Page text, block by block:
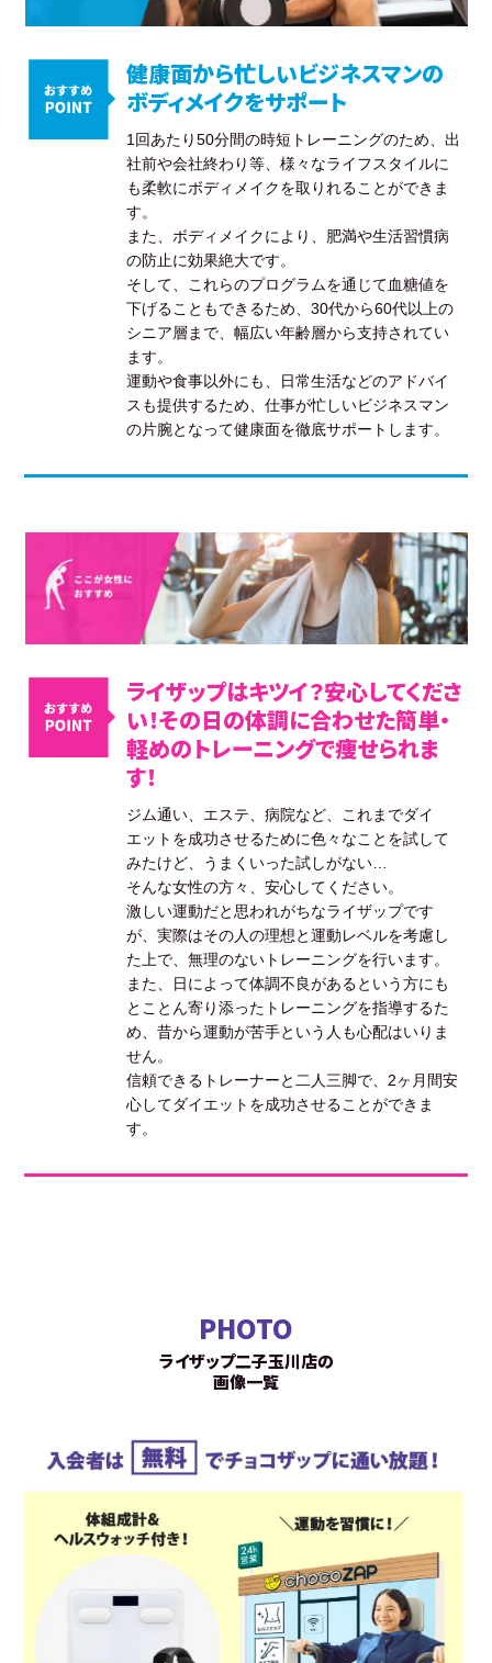
健康面から忙しいビジネスマンの
ボディメイクをサポート
1回あたり50分間の時短トレーニングのため、出
社前や会社終わり等、様々なライフスタイルに
も柔軟にボディメイクを取りれることができま
す。
また、ボディメイクにより、肥満や生活習慣病
の防止に効果絶大です。
そして、これらのプログラムを通じて血糖値を
下げることもできるため、30代から60代以上の
シニア層まで、幅広い年齢層から支持されてい
ます。
運動や食事以外にも、日常生活などのアドバイ
スも提供するため、仕事が忙しいビジネスマン
の片腕となって健康面を徹底サポートします。
ライザップはキツイ？安心してくださ
い！その日の体調に合わせた簡単・
軽めのトレーニングで痩せられま
す！
ジム通い、エステ、病院など、これまでダイ
エットを成功させるために色々なことを試して
みたけど、うまくいった試しがない…
そんな女性の方々、安心してください。
激しい運動だと思われがちなライザップです
が、実際はその人の理想と運動レベルを考慮し
た上で、無理のないトレーニングを行います。
また、日によって体調不良があるという方にも
とことん寄り添ったトレーニングを指導するた
め、昔から運動が苦手という人も心配はいりま
せん。
信頼できるトレーナーと二人三脚で、2ヶ月間安
心してダイエットを成功させることができま
す。
PHOTO
ライザップ二子玉川店の
画像一覧